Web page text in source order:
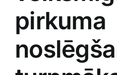
pirkuma